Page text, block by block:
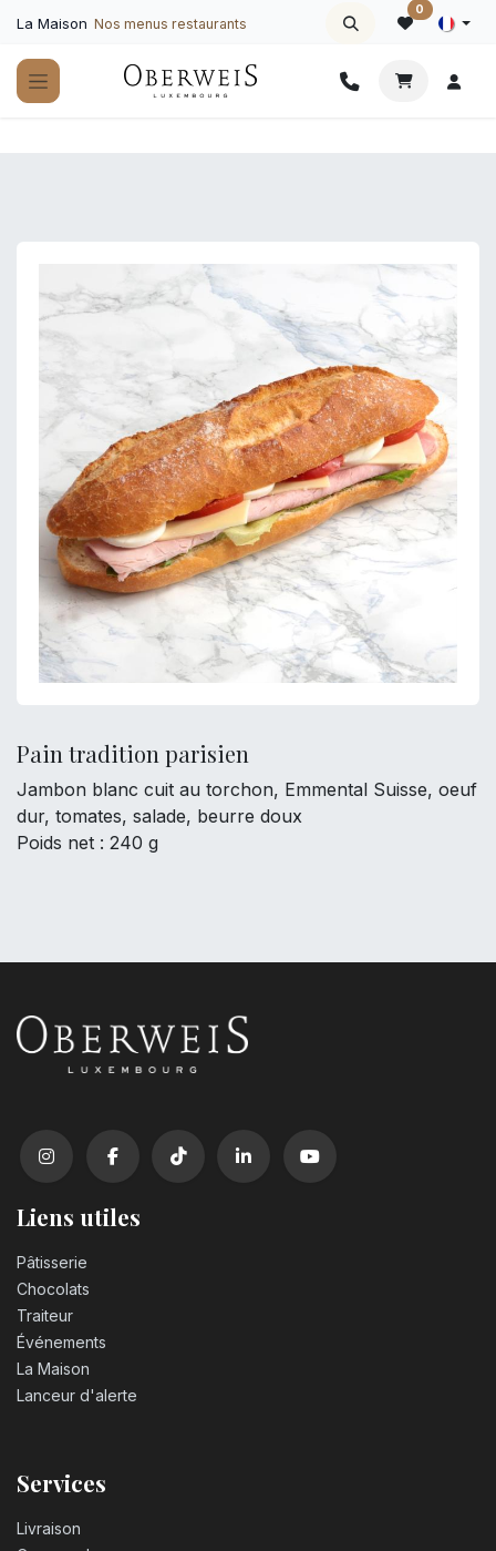
La Maison Nos menus restaurants
0
Pain tradition parisien
Jambon blanc cuit au torchon, Emmental Suisse, oeuf
dur, tomates, salade, beurre doux
Poids net : 240 g
Liens utiles
Pâtisserie
Chocolats
Traiteur
Événements
La Maison
Lanceur d'alerte
Services
Livraison